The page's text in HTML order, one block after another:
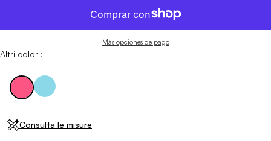
Más opciones de pago
Altri colori:
Consulta le misure